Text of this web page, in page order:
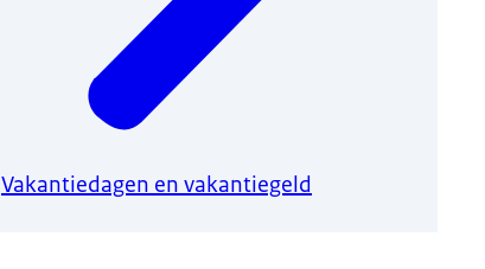
Vakantiedagen en vakantiegeld